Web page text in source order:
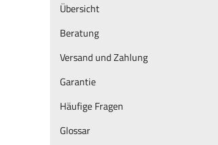
Übersicht
Beratung
Versand und Zahlung
Garantie
Häufige Fragen
Glossar